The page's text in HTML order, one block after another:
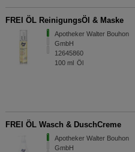
FREI ÖL ReinigungsÖl & Maske
Apotheker Walter Bouhon
GmbH
12645860
100 ml Öl
FREI ÖL Wasch & DuschCreme
Apotheker Walter Bouhon
GmbH